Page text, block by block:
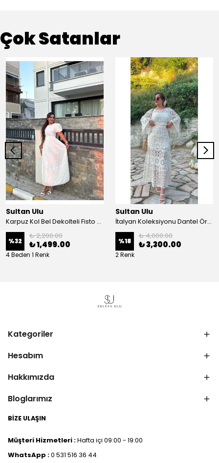
Çok Satanlar
Sultan Ulu
Karpuz Kol Bel Dekolteli Fisto Uzun Elbise - Beyaz
%32
₺ 2,200.00
₺ 1,499.00
4 Beden 1 Renk
Sultan Ulu
İtalyan Koleksiyonu Dantel Örgü Maxi Elbise - Krem
%18
₺ 4,000.00
₺ 3,300.00
2 Renk
Kategoriler
Hesabım
Hakkımızda
Bloglarımız
BİZE ULAŞIN
Müşteri Hizmetleri :Hafta içi 09:00 - 19:00
WhatsApp :0 531 516 36 44